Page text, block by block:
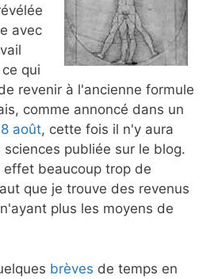
avec
qui
revenir à l'ancienne formule
comme annoncé dans un
août, cette fois il n'y aura
publiée sur le blog.
effet beaucoup trop de
que je trouve des revenus
plus les moyens de
brèves de temps en